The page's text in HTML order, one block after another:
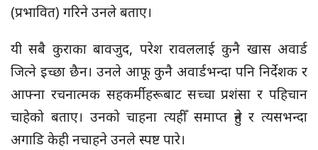
(प्रभावित) गरिने उनले बताए।
यी सबै कुराका बावजुद, परेश रावललाई कुनै खास अवार्ड
जित्ने इच्छा छैन। उनले आफू कुनै अवार्डभन्दा पनि निर्देशक र
आफ्ना रचनात्मक सहकर्मीहरूबाट सच्चा प्रशंसा र पहिचान
चाहेको बताए। उनको चाहना त्यहीँ समाप्त हुने र त्यसभन्दा
अगाडि केही नचाहने उनले स्पष्ट पारे।